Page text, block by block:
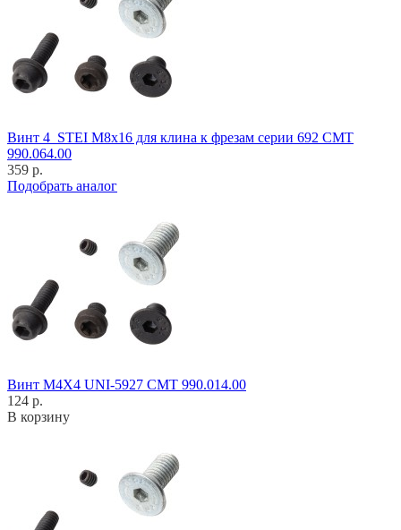
Винт 4_STEI M8x16 для клина к фрезам серии 692 CMT
990.064.00
359 р.
Подобрать аналог
Винт M4X4 UNI-5927 CMT 990.014.00
124 р.
В корзину